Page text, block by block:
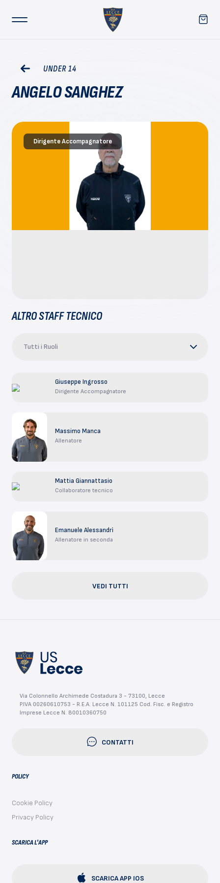
UNDER 14
ANGELO SANGHEZ
Dirigente Accompagnatore
ALTRO STAFF TECNICO
Tutti i Ruoli
Giuseppe Ingrosso
Dirigente Accompagnatore
Massimo Manca
Allenatore
Mattia Giannattasio
Collaboratore tecnico
Emanuele Alessandrì
Allenatore in seconda
VEDI TUTTI
Via Colonnello Archimede Costadura 3 - 73100, Lecce
P.IVA 00260610753 - R.E.A. Lecce N. 101125 Cod. Fisc. e Registro
Imprese Lecce N. 80010360750
CONTATTI
POLICY
Cookie Policy
Privacy Policy
SCARICA L'APP
SCARICA APP IOS